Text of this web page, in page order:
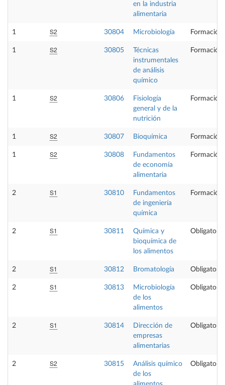
en la industria
alimentaria
1 S2 30804 Microbiología Formación
1 S2 30805
Técnicas
instrumentales
de análisis
químico
Formación
1 S2 30806
Fisiología
general y de la
nutrición
Formación
1 S2 30807 Bioquímica Formación
1 S2 30808
Fundamentos
de economía
alimentaria
Formación
2 S1 30810
Fundamentos
de ingeniería
química
Formación
2 S1 30811
Química y
bioquímica de
los alimentos
Obligatoria
2 S1 30812 Bromatología Obligatoria
2 S1 30813
Microbiología
de los
alimentos
Obligatoria
2 S1 30814
Dirección de
empresas
alimentarias
Obligatoria
2 S2 30815
Análisis químico
de los
Obligatoria